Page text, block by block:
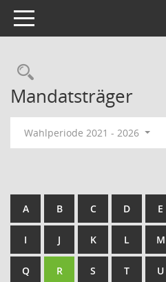
Toggle navigation
Rechercheauswahl
Mandatsträger
Wahlperiode 2021 - 2026
A B C D E
I J K L M
Q R S T U